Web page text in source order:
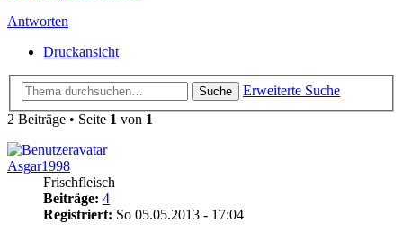
Antworten
Druckansicht
Suche
Erweiterte Suche
2 Beiträge • Seite 1 von 1
Asgar1998
Frischfleisch
Beiträge: 4
Registriert: So 05.05.2013 - 17:04